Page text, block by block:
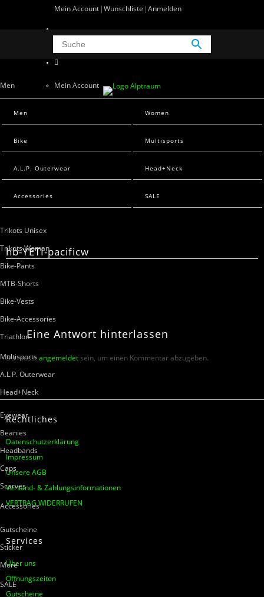
Mein Account Wunschliste Anmelden
Men
Men Sweats
Men T-Shirts
Women
Women Sweats
Bike
Trikots Unisex
Trikots Woman
Bike-Pants
MTB-Shorts
Bike-Vests
Bike-Accessories
Triathlon
Multisports
A.L.P. Outerwear
Head+Neck
Eyewear
Beanies
Headbands
Caps
Scarves
Accessories
Gutscheine
Sticker
More
SALE
Mein Account
Men Women
Bike Multisports
A.L.P. Outerwear Head+Neck
Accessories SALE
hb-YETI-pacificw
Eine Antwort hinterlassen
Du musstangemeldetsein, um einen Kommentar abzugeben.
Rechtliches
Datenschutzerklärung
Impressum
Unsere AGB
Versand- & Zahlungsinformationen
VERTRAG WIDERRUFEN
Services
Über uns
Öffnungszeiten
Gutscheine